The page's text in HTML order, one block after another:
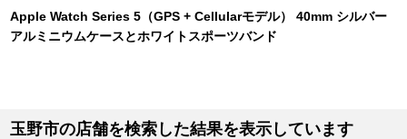
Apple Watch Series 5（GPS + Cellularモデル） 40mm シルバー
アルミニウムケースとホワイトスポーツバンド
玉野市の店舗を検索した結果を表示しています